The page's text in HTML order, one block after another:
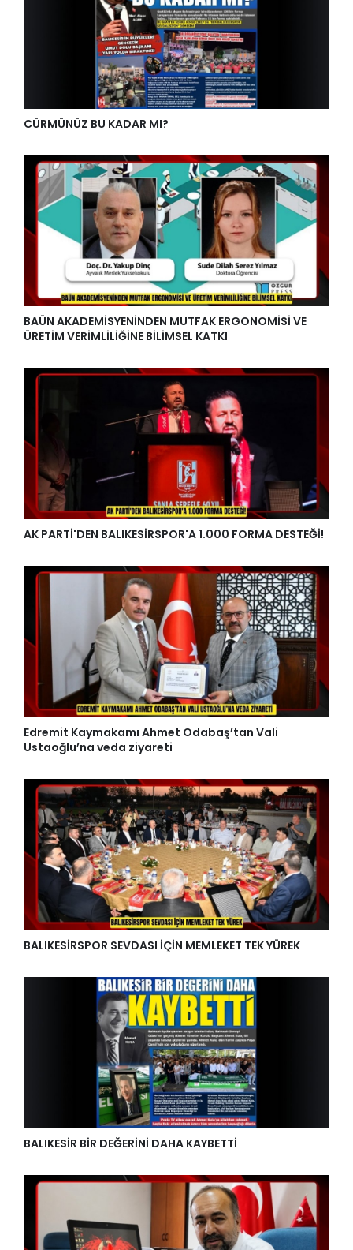
CÜRMÜNÜZ BU KADAR MI?
BAÜN AKADEMİSYENİNDEN MUTFAK ERGONOMİSİ VE
ÜRETİM VERİMLİLİĞİNE BİLİMSEL KATKI
AK PARTİ'DEN BALIKESİRSPOR'A 1.000 FORMA DESTEĞİ!
Edremit Kaymakamı Ahmet Odabaş’tan Vali
Ustaoğlu’na veda ziyareti
BALIKESİRSPOR SEVDASI İÇİN MEMLEKET TEK YÜREK
BALIKESİR BİR DEĞERİNİ DAHA KAYBETTİ